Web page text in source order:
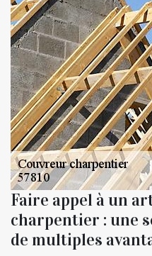
Faire appel à un
charpentier : une
de multiples